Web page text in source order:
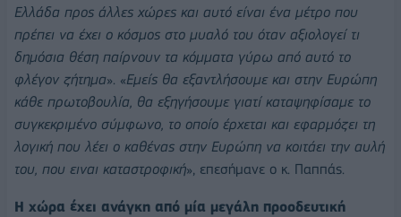
Ελλάδα προς άλλες χώρες και αυτό είναι ένα μέτρο που
πρέπει να έχει ο κόσμος στο μυαλό του όταν αξιολογεί τι
δημόσια θέση παίρνουν τα κόμματα γύρω από αυτό το
φλέγον ζήτημα». «Εμείς θα εξαντλήσουμε και στην Ευρώπη
κάθε πρωτοβουλία, θα εξηγήσουμε γιατί καταψηφίσαμε το
συγκεκριμένο σύμφωνο, το οποίο έρχεται και εφαρμόζει τη
λογική που λέει ο καθένας στην Ευρώπη να κοιτάει την αυλή
του, που ειναι καταστροφική», επεσήμανε ο κ. Παππάς.
Η χώρα έχει ανάγκη από μία μεγάλη προοδευτική